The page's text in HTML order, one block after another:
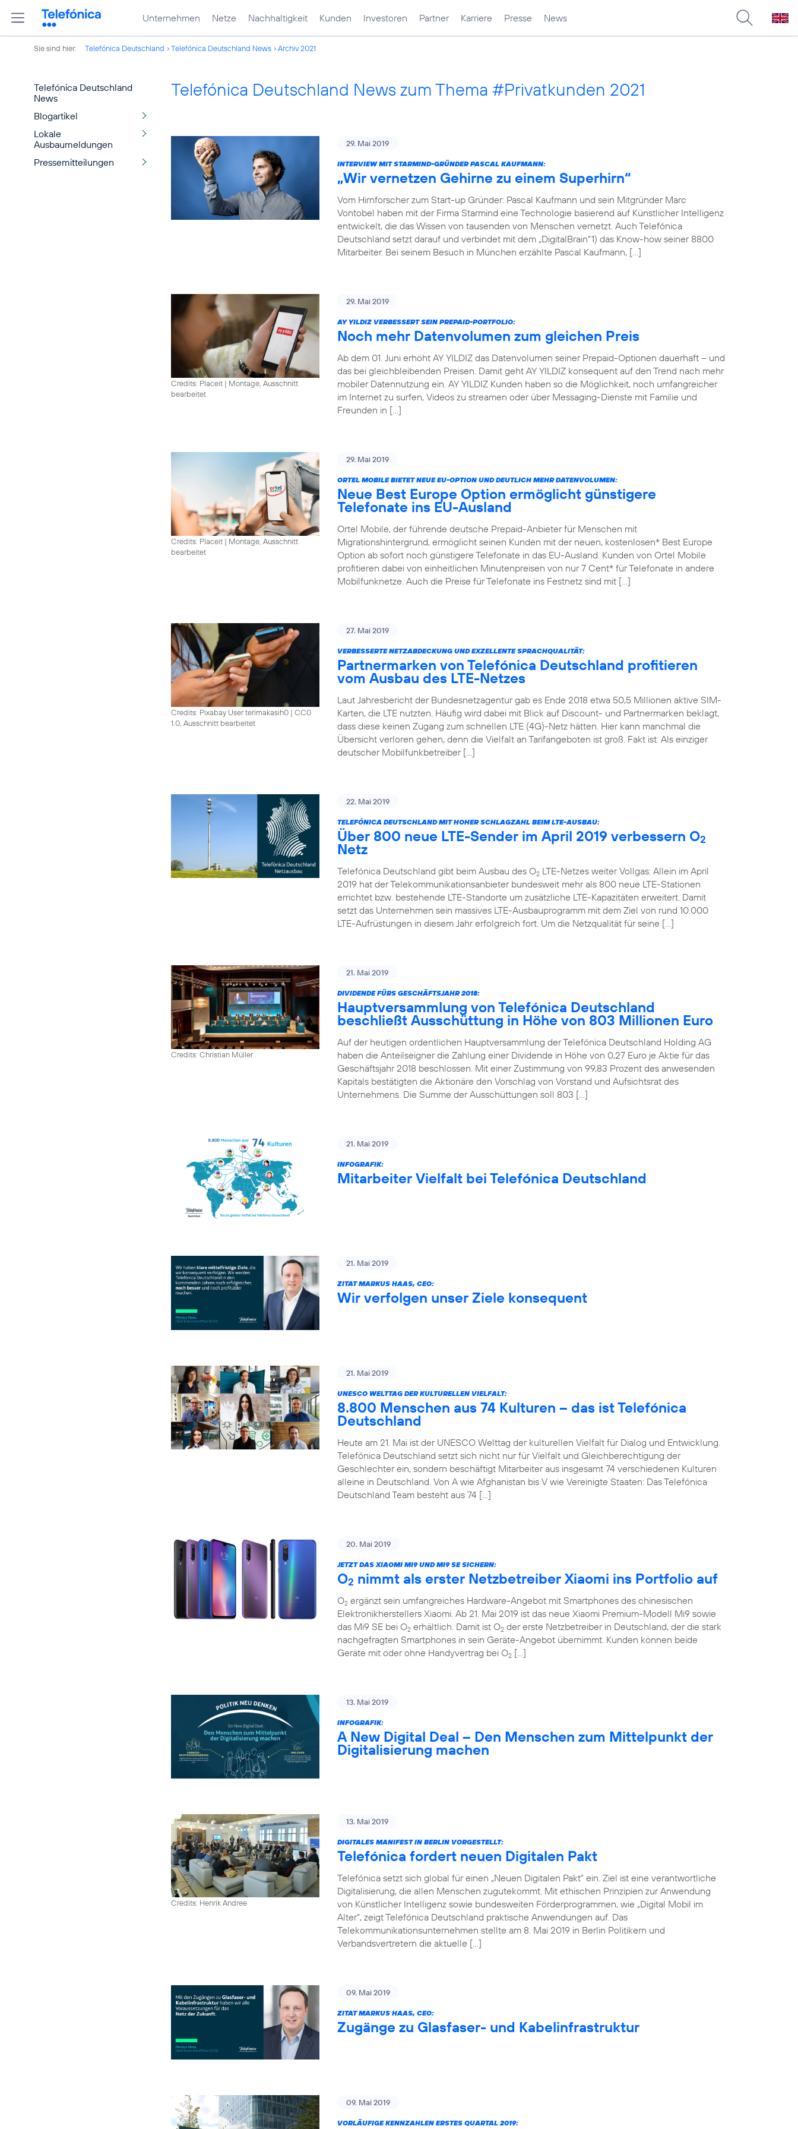
Unternehmen Netze Nachhaltigkeit Kunden Investoren Partner Karriere Presse News
Sie sind hier: Telefónica Deutschland Telefónica Deutschland News Archiv 2021
Telefónica Deutschland
News
Blogartikel
Lokale
Ausbaumeldungen
Pressemitteilungen
Telefónica Deutschland News zum Thema #Privatkunden 2021
29. Mai 2019
INTERVIEW MIT STARMIND-GRÜNDER PASCAL KAUFMANN:
„Wir vernetzen Gehirne zu einem Superhirn“
Vom Hirnforscher zum Start-up Gründer: Pascal Kaufmann und sein Mitgründer Marc
Vontobel haben mit der Firma Starmind eine Technologie basierend auf Künstlicher Intelligenz
entwickelt, die das Wissen von tausenden von Menschen vernetzt. Auch Telefónica
Deutschland setzt darauf und verbindet mit dem „DigitalBrain“1) das Know-how seiner 8800
Mitarbeiter. Bei seinem Besuch in München erzählte Pascal Kaufmann, […]
Credits: Placeit | Montage, Ausschnitt
bearbeitet
29. Mai 2019
AY YILDIZ VERBESSERT SEIN PREPAID-PORTFOLIO:
Noch mehr Datenvolumen zum gleichen Preis
Ab dem 01. Juni erhöht AY YILDIZ das Datenvolumen seiner Prepaid-Optionen dauerhaft – und
das bei gleichbleibenden Preisen. Damit geht AY YILDIZ konsequent auf den Trend nach mehr
mobiler Datennutzung ein. AY YILDIZ Kunden haben so die Möglichkeit, noch umfangreicher
im Internet zu surfen, Videos zu streamen oder über Messaging-Dienste mit Familie und
Freunden in […]
Credits: Placeit | Montage, Ausschnitt
bearbeitet
29. Mai 2019
ORTEL MOBILE BIETET NEUE EU-OPTION UND DEUTLICH MEHR DATENVOLUMEN:
Neue Best Europe Option ermöglicht günstigere
Telefonate ins EU-Ausland
Ortel Mobile, der führende deutsche Prepaid-Anbieter für Menschen mit
Migrationshintergrund, ermöglicht seinen Kunden mit der neuen, kostenlosen* Best Europe
Option ab sofort noch günstigere Telefonate in das EU-Ausland. Kunden von Ortel Mobile
profitieren dabei von einheitlichen Minutenpreisen von nur 7 Cent* für Telefonate in andere
Mobilfunknetze. Auch die Preise für Telefonate ins Festnetz sind mit […]
Credits: Pixabay User terimakasih0 | CC0
1.0, Ausschnitt bearbeitet
27. Mai 2019
VERBESSERTE NETZABDECKUNG UND EXZELLENTE SPRACHQUALITÄT:
Partnermarken von Telefónica Deutschland profitieren
vom Ausbau des LTE-Netzes
Laut Jahresbericht der Bundesnetzagentur gab es Ende 2018 etwa 50,5 Millionen aktive SIM-
Karten, die LTE nutzten. Häufig wird dabei mit Blick auf Discount- und Partnermarken beklagt,
dass diese keinen Zugang zum schnellen LTE (4G)-Netz hätten. Hier kann manchmal die
Übersicht verloren gehen, denn die Vielfalt an Tarifangeboten ist groß. Fakt ist: Als einziger
deutscher Mobilfunkbetreiber […]
22. Mai 2019
TELEFÓNICA DEUTSCHLAND MIT HOHER SCHLAGZAHL BEIM LTE-AUSBAU:
Über 800 neue LTE-Sender im April 2019 verbessern O2
Netz
Telefónica Deutschland gibt beim Ausbau des O2 LTE-Netzes weiter Vollgas: Allein im April
2019 hat der Telekommunikationsanbieter bundesweit mehr als 800 neue LTE-Stationen
errichtet bzw. bestehende LTE-Standorte um zusätzliche LTE-Kapazitäten erweitert. Damit
setzt das Unternehmen sein massives LTE-Ausbauprogramm mit dem Ziel von rund 10.000
LTE-Aufrüstungen in diesem Jahr erfolgreich fort. Um die Netzqualität für seine […]
Credits: Christian Müller
21. Mai 2019
DIVIDENDE FÜRS GESCHÄFTSJAHR 2018:
Hauptversammlung von Telefónica Deutschland
beschließt Ausschüttung in Höhe von 803 Millionen Euro
Auf der heutigen ordentlichen Hauptversammlung der Telefónica Deutschland Holding AG
haben die Anteilseigner die Zahlung einer Dividende in Höhe von 0,27 Euro je Aktie für das
Geschäftsjahr 2018 beschlossen. Mit einer Zustimmung von 99,83 Prozent des anwesenden
Kapitals bestätigten die Aktionäre den Vorschlag von Vorstand und Aufsichtsrat des
Unternehmens. Die Summe der Ausschüttungen soll 803 […]
21. Mai 2019
INFOGRAFIK:
Mitarbeiter Vielfalt bei Telefónica Deutschland
21. Mai 2019
ZITAT MARKUS HAAS, CEO:
Wir verfolgen unser Ziele konsequent
21. Mai 2019
UNESCO WELTTAG DER KULTURELLEN VIELFALT:
8.800 Menschen aus 74 Kulturen – das ist Telefónica
Deutschland
Heute am 21. Mai ist der UNESCO Welttag der kulturellen Vielfalt für Dialog und Entwicklung.
Telefónica Deutschland setzt sich nicht nur für Vielfalt und Gleichberechtigung der
Geschlechter ein, sondern beschäftigt Mitarbeiter aus insgesamt 74 verschiedenen Kulturen
alleine in Deutschland. Von A wie Afghanistan bis V wie Vereinigte Staaten: Das Telefónica
Deutschland Team besteht aus 74 […]
20. Mai 2019
JETZT DAS XIAOMI MI9 UND MI9 SE SICHERN:
O2 nimmt als erster Netzbetreiber Xiaomi ins Portfolio auf
O2 ergänzt sein umfangreiches Hardware-Angebot mit Smartphones des chinesischen
Elektronikherstellers Xiaomi. Ab 21. Mai 2019 ist das neue Xiaomi Premium-Modell Mi9 sowie
das Mi9 SE bei O2 erhältlich. Damit ist O2 der erste Netzbetreiber in Deutschland, der die stark
nachgefragten Smartphones in sein Geräte-Angebot übernimmt. Kunden können beide
Geräte mit oder ohne Handyvertrag bei O2 […]
13. Mai 2019
INFOGRAFIK:
A New Digital Deal – Den Menschen zum Mittelpunkt der
Digitalisierung machen
Credits: Henrik Andree
13. Mai 2019
DIGITALES MANIFEST IN BERLIN VORGESTELLT:
Telefónica fordert neuen Digitalen Pakt
Telefónica setzt sich global für einen „Neuen Digitalen Pakt“ ein. Ziel ist eine verantwortliche
Digitalisierung, die allen Menschen zugutekommt. Mit ethischen Prinzipien zur Anwendung
von Künstlicher Intelligenz sowie bundesweiten Förderprogrammen, wie „Digital Mobil im
Alter“, zeigt Telefónica Deutschland praktische Anwendungen auf. Das
Telekommunikationsunternehmen stellte am 8. Mai 2019 in Berlin Politikern und
Verbandsvertretern die aktuelle […]
09. Mai 2019
ZITAT MARKUS HAAS, CEO:
Zugänge zu Glasfaser- und Kabelinfrastruktur
09. Mai 2019
VORLÄUFIGE KENNZAHLEN ERSTES QUARTAL 2019: